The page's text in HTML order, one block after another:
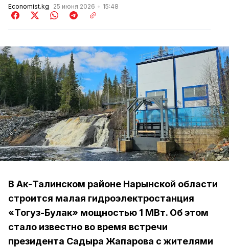
Economist.kg 25 июня 2026 15:48
В Ак-Талинском районе Нарынской области
строится малая гидроэлектростанция
«Тогуз-Булак» мощностью 1 МВт. Об этом
стало известно во время встречи
президента Садыра Жапарова с жителями